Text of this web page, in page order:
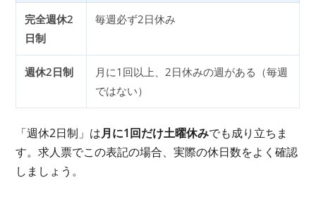
完全週休2
日制
毎週必ず2日休み
週休2日制
月に1回以上、2日休みの週がある（毎週
ではない）
「週休2日制」は月に1回だけ土曜休みでも成り立ちま
す。求人票でこの表記の場合、実際の休日数をよく確認
しましょう。